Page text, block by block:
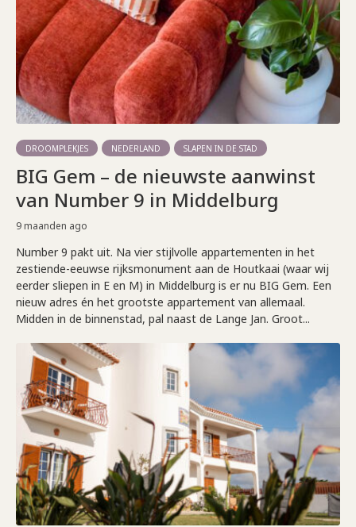
DROOMPLEKJES NEDERLAND SLAPEN IN DE STAD
BIG Gem – de nieuwste aanwinst
van Number 9 in Middelburg
9 maanden ago
Number 9 pakt uit. Na vier stijlvolle appartementen in het
zestiende-eeuwse rijksmonument aan de Houtkaai (waar wij
eerder sliepen in E en M) in Middelburg is er nu BIG Gem. Een
nieuw adres én het grootste appartement van allemaal.
Midden in de binnenstad, pal naast de Lange Jan. Groot...